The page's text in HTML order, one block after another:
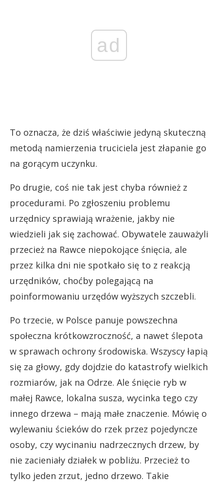
ad
To oznacza, że dziś właściwie jedyną skuteczną
metodą namierzenia truciciela jest złapanie go
na gorącym uczynku.
Po drugie, coś nie tak jest chyba również z
procedurami. Po zgłoszeniu problemu
urzędnicy sprawiają wrażenie, jakby nie
wiedzieli jak się zachować. Obywatele zauważyli
przecież na Rawce niepokojące śnięcia, ale
przez kilka dni nie spotkało się to z reakcją
urzędników, choćby polegającą na
poinformowaniu urzędów wyższych szczebli.
Po trzecie, w Polsce panuje powszechna
społeczna krótkowzroczność, a nawet ślepota
w sprawach ochrony środowiska. Wszyscy łapią
się za głowy, gdy dojdzie do katastrofy wielkich
rozmiarów, jak na Odrze. Ale śnięcie ryb w
małej Rawce, lokalna susza, wycinka tego czy
innego drzewa – mają małe znaczenie. Mówię o
wylewaniu ścieków do rzek przez pojedyncze
osoby, czy wycinaniu nadrzecznych drzew, by
nie zacieniały działek w pobliżu. Przecież to
tylko jeden zrzut, jedno drzewo. Takie